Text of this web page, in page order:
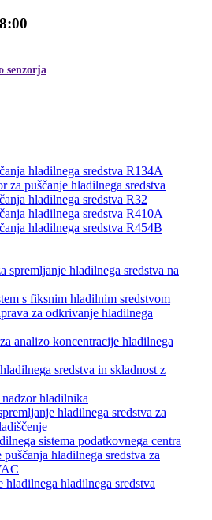
senzorja
hladilnega sredstva R134A
za puščanje hladilnega sredstva
hladilnega sredstva R32
hladilnega sredstva R410A
hladilnega sredstva R454B
spremljanje hladilnega sredstva na
s fiksnim hladilnim sredstvom
za odkrivanje hladilnega
analizo koncentracije hladilnega
sredstva in skladnost z
hladilnika
hladilnega sredstva za
sistema podatkovnega centra
puščanja hladilnega sredstva za
hladilnega hladilnega sredstva